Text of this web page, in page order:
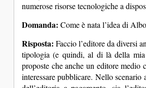
numerose risorse tecnologiche a
Domanda: Come è nata l’idea di
Risposta: Faccio l’editore da diversi
tipologia (e quindi, al di là della mia
proposte che anche un editore
interessare pubblicare. Nello scenario